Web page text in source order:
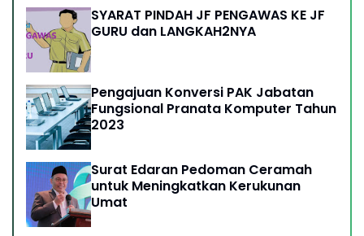
SYARAT PINDAH JF PENGAWAS KE JF
GURU dan LANGKAH2NYA
Pengajuan Konversi PAK Jabatan
Fungsional Pranata Komputer Tahun
2023
Surat Edaran Pedoman Ceramah
untuk Meningkatkan Kerukunan
Umat